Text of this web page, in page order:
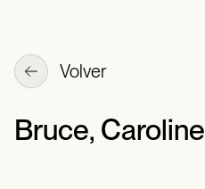
Volver
Bruce, Caroline